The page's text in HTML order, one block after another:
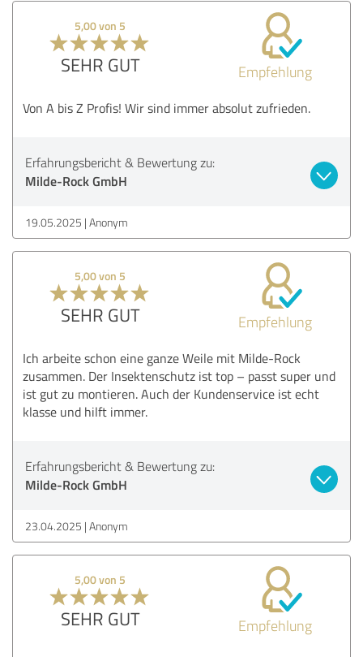
5,00 von 5
SEHR GUT Empfehlung
Von A bis Z Profis! Wir sind immer absolut zufrieden.
Erfahrungsbericht & Bewertung zu:
Milde-Rock GmbH
19.05.2025 Anonym
5,00 von 5
SEHR GUT Empfehlung
Ich arbeite schon eine ganze Weile mit Milde-Rock
zusammen. Der Insektenschutz ist top – passt super und
ist gut zu montieren. Auch der Kundenservice ist echt
klasse und hilft immer.
Erfahrungsbericht & Bewertung zu:
Milde-Rock GmbH
23.04.2025 Anonym
5,00 von 5
SEHR GUT Empfehlung